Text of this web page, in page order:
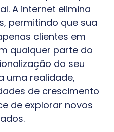
A internet elimina
permitindo que sua
clientes em
qualquer parte do
do seu
uma realidade,
de crescimento
de explorar novos